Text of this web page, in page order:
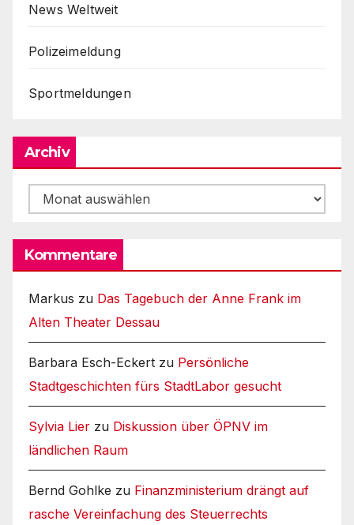
News Weltweit
Polizeimeldung
Sportmeldungen
Archiv
Archiv
Kommentare
Markus zu Das Tagebuch der Anne Frank im
Alten Theater Dessau
Barbara Esch-Eckert zu Persönliche
Stadtgeschichten fürs StadtLabor gesucht
Sylvia Lier zu Diskussion über ÖPNV im
ländlichen Raum
Bernd Gohlke zu Finanzministerium drängt auf
rasche Vereinfachung des Steuerrechts